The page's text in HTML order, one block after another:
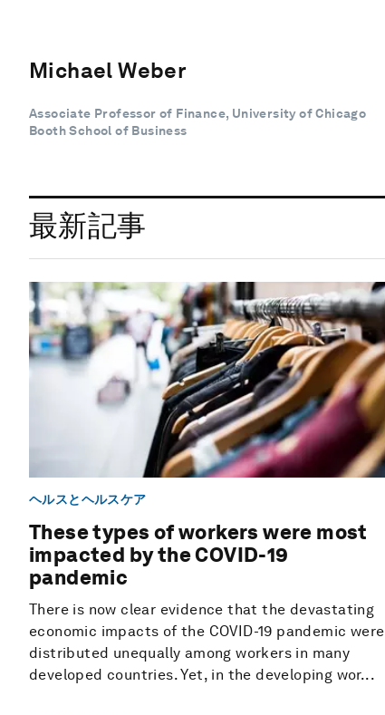
Michael Weber
Associate Professor of Finance, University of Chicago
Booth School of Business
最新記事
ヘルスとヘルスケア
These types of workers were most
impacted by the COVID-19
pandemic
There is now clear evidence that the devastating
economic impacts of the COVID-19 pandemic were
distributed unequally among workers in many
developed countries. Yet, in the developing wor...